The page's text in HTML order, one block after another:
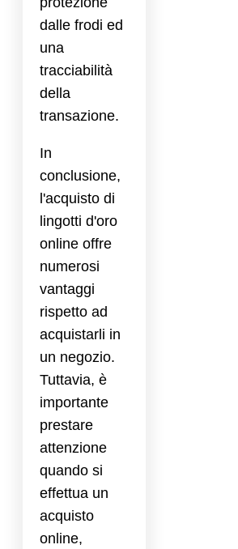
dalle frodi ed
una
tracciabilità
della
transazione.
In
conclusione,
l'acquisto di
lingotti d'oro
online offre
numerosi
vantaggi
rispetto ad
acquistarli in
un negozio.
Tuttavia, è
importante
prestare
attenzione
quando si
effettua un
acquisto
online,